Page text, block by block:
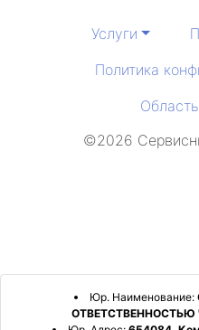
Услуги
Политика
©2026
Юр. Наименование: